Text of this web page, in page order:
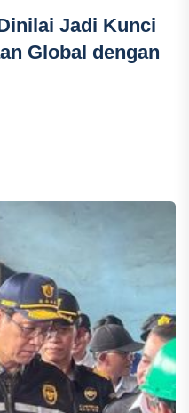
Jadi Kunci
Global dengan